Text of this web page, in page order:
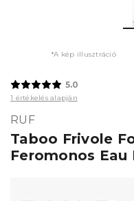
*A kép illusztráció
5.0
1 értékelés alapján
RUF
Taboo Frivole
Feromonos